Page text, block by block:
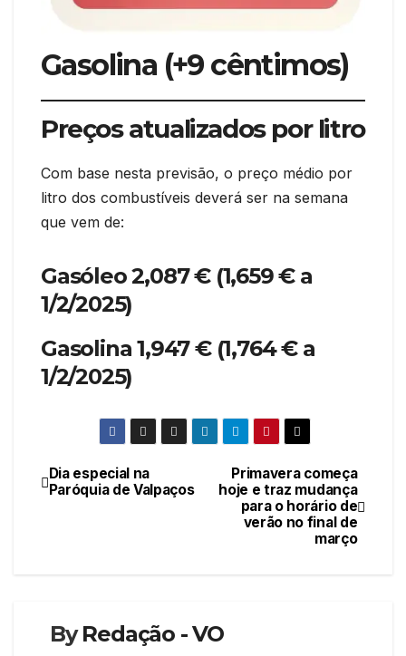
Gasolina (+9 cêntimos)
Preços atualizados por litro
Com base nesta previsão, o preço médio por
litro dos combustíveis deverá ser na semana
que vem de:
Gasóleo 2,087 € (1,659 € a
1/2/2025)
Gasolina 1,947 € (1,764 € a
1/2/2025)
Navegação
Primavera começa
hoje e traz mudança
para o horário de
verão no final de
março
Dia especial na
Paróquia de Valpaços
ByRedação - VO